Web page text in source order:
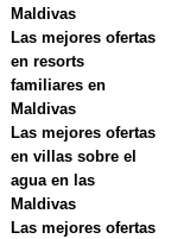
Maldivas
Las mejores ofertas
en resorts
familiares en
Maldivas
Las mejores ofertas
en villas sobre el
agua en las
Maldivas
Las mejores ofertas